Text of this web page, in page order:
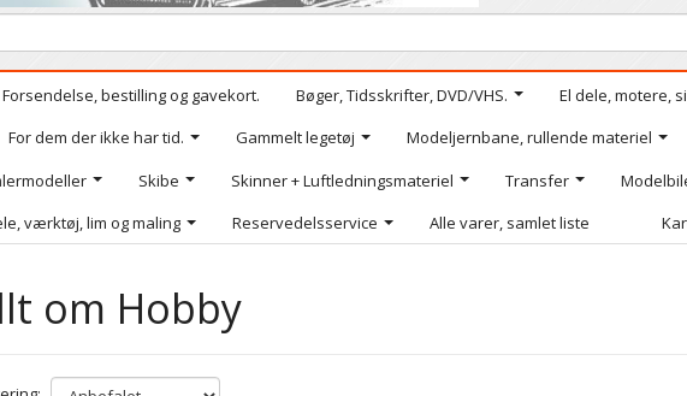
Forsendelse, bestilling og gavekort. Bøger, Tidsskrifter, DVD/VHS.
El dele, motere,
For dem der ikke har tid. Gammelt legetøj Modeljernbane, rullende materiel
Skibe Skinner + Luftledningsmateriel Transfer
værktøj, lim og maling Reservedelsservice Alle varer, samlet liste
om Hobby